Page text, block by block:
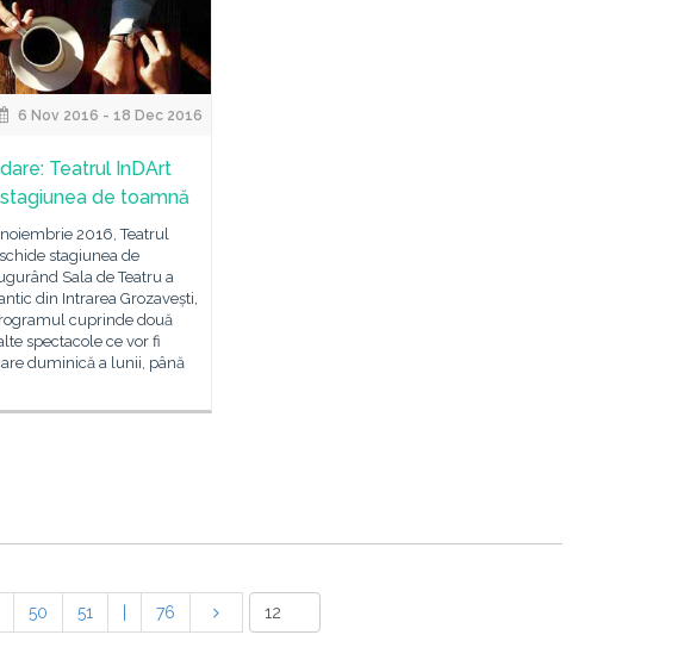
6 Nov 2016 - 18 Dec 2016
Teatrul InDArt
de toamnă
2016, Teatrul
stagiunea de
Sala de Teatru a
din Intrarea Grozavești,
cuprinde două
spectacole ce vor fi
duminică a lunii, până
50 51 76